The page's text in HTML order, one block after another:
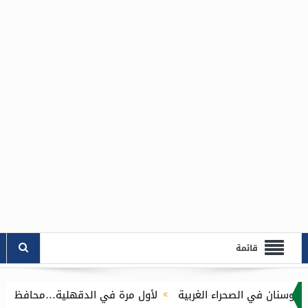
قائمة
الغربية لأول مرة في الدقهلية…محافظ الدقهلية يُطلق مبادرة توصيل